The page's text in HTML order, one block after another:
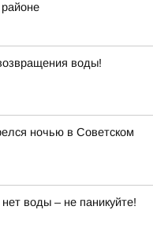
воды!
ночью в Советском
воды – не паникуйте!